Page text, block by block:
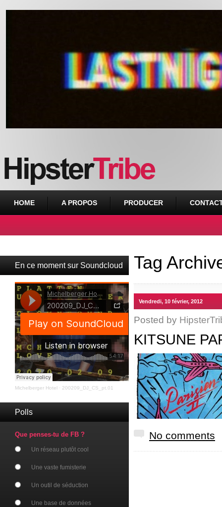
HOME A PROPOS PRODUCER
En ce moment sur Soundcloud
Michelberger Hotel · 200209_DJ_CS_pt.01
Polls
Que penses-tu de FB ?
Un réseau plutôt cool
Une vaste fumisterie
Un outil de séduction
Une base de données
Tag
Vendredi, 10 février, 2012
Posted by
KITSUNE
No comments